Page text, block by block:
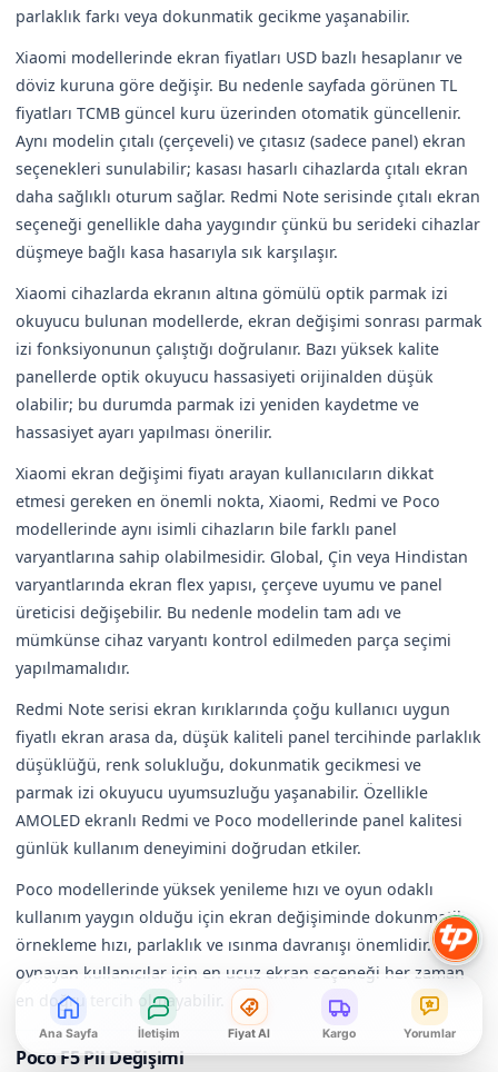
parlaklık farkı veya dokunmatik gecikme yaşanabilir.
Xiaomi modellerinde ekran fiyatları USD bazlı hesaplanır ve
döviz kuruna göre değişir. Bu nedenle sayfada görünen TL
fiyatları TCMB güncel kuru üzerinden otomatik güncellenir.
Aynı modelin çıtalı (çerçeveli) ve çıtasız (sadece panel) ekran
seçenekleri sunulabilir; kasası hasarlı cihazlarda çıtalı ekran
daha sağlıklı oturum sağlar. Redmi Note serisinde çıtalı ekran
seçeneği genellikle daha yaygındır çünkü bu serideki cihazlar
düşmeye bağlı kasa hasarıyla sık karşılaşır.
Xiaomi cihazlarda ekranın altına gömülü optik parmak izi
okuyucu bulunan modellerde, ekran değişimi sonrası parmak
izi fonksiyonunun çalıştığı doğrulanır. Bazı yüksek kalite
panellerde optik okuyucu hassasiyeti orijinalden düşük
olabilir; bu durumda parmak izi yeniden kaydetme ve
hassasiyet ayarı yapılması önerilir.
Xiaomi ekran değişimi fiyatı arayan kullanıcıların dikkat
etmesi gereken en önemli nokta, Xiaomi, Redmi ve Poco
modellerinde aynı isimli cihazların bile farklı panel
varyantlarına sahip olabilmesidir. Global, Çin veya Hindistan
varyantlarında ekran flex yapısı, çerçeve uyumu ve panel
üreticisi değişebilir. Bu nedenle modelin tam adı ve
mümkünse cihaz varyantı kontrol edilmeden parça seçimi
yapılmamalıdır.
Redmi Note serisi ekran kırıklarında çoğu kullanıcı uygun
fiyatlı ekran arasa da, düşük kaliteli panel tercihinde parlaklık
düşüklüğü, renk solukluğu, dokunmatik gecikmesi ve
parmak izi okuyucu uyumsuzluğu yaşanabilir. Özellikle
AMOLED ekranlı Redmi ve Poco modellerinde panel kalitesi
günlük kullanım deneyimini doğrudan etkiler.
Poco modellerinde yüksek yenileme hızı ve oyun odaklı
kullanım yaygın olduğu için ekran değişiminde dokunmatik
örnekleme hızı, parlaklık ve ısınma davranışı önemlidir. Oyun
oynayan kullanıcılar için en ucuz ekran seçeneği her zaman
en doğru tercih olmayabilir.
Poco F5 Pil Değişimi
Ana Sayfa İletişim Fiyat Al Kargo Yorumlar